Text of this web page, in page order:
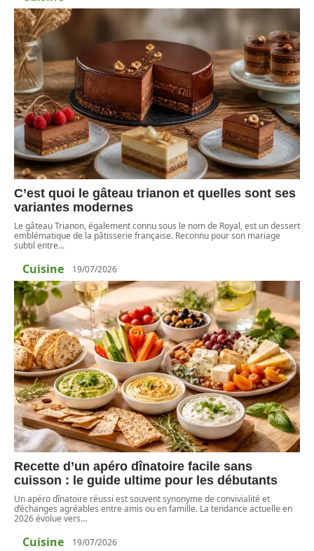
C’est quoi le gâteau trianon et quelles sont ses
variantes modernes
Le gâteau Trianon, également connu sous le nom de Royal, est un dessert
emblématique de la pâtisserie française. Reconnu pour son mariage
subtil entre…
Cuisine 19/07/2026
Recette d’un apéro dînatoire facile sans
cuisson : le guide ultime pour les débutants
Un apéro dînatoire réussi est souvent synonyme de convivialité et
d’échanges agréables entre amis ou en famille. La tendance actuelle en
2026 évolue vers…
Cuisine 19/07/2026